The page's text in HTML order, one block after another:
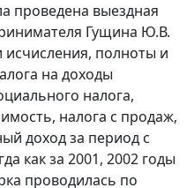
проведена выездная
Гущина Ю.В.
полноты и
на доходы
налога,
налога с продаж,
доход за период с
как за 2001, 2002 годы
проводилась по